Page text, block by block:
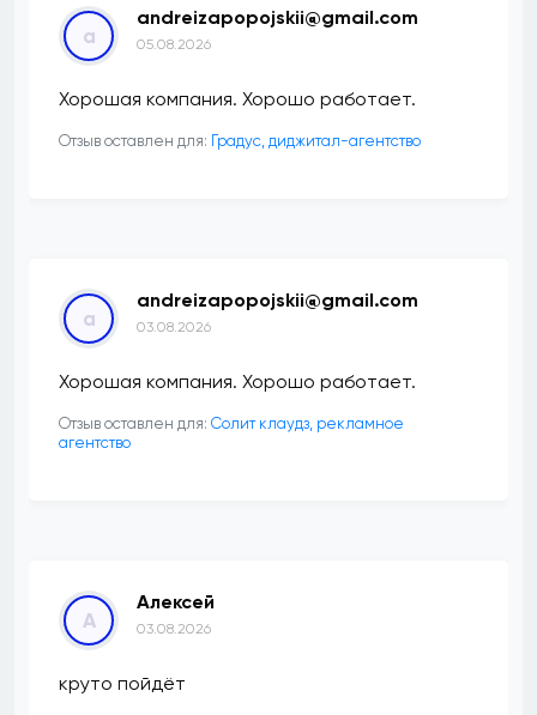
a
andreizapopojskii@gmail.com
05.08.2026
Хорошая компания. Хорошо работает.
Отзыв оставлен для: ​Градус, диджитал-агентство
a
andreizapopojskii@gmail.com
03.08.2026
Хорошая компания. Хорошо работает.
Отзыв оставлен для: Солит клаудз, рекламное
агентство
А
Алексей
03.08.2026
круто пойдёт